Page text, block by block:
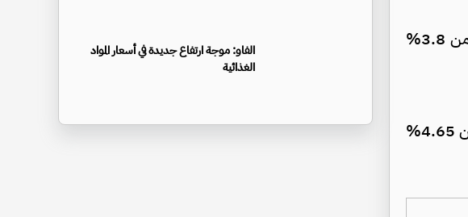
وقرر بنك الشعب الصيني خفض معدل القرض الأساسي لمدة عام بمقدار 10 نقاط أساس من 3.8%
كما تم تخفيض سعر الفائدة الأساسي للقروض أجل خمس سنوات بمقدار 5 نقاط أساس من 4.65%
الفاو: موجة ارتفاع جديدة في أسعار المواد
الغذائية